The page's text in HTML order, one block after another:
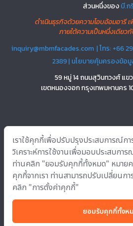
ส่วนหนึ่งของบี.ก
ดำเนินธุรกิจด้วยความโอบอ้อมอารี
ภายใต้ความเป็นหนึ่งเดียว
inquiry@mbmfacades.com | โทร: +66
2389 | นโยบายคุ้มครองข้อ
59 หมู่ 14 ถนนสุวินทวงศ์ แข
เขตหนองจอก กรุงเทพมหานคร
อินโนเวชั่น
เรา
Copyright © 2022 บริษัท เอ็มบีเอ็ม เมทัลเวิร์
ติดตามเราได้ที่
เราใช้คุกกี้เพื่อปรับปรุงประสบการณ์กา
วิเคราะห์การใช้งานเพื่อมอบประสบก
ท่านคลิก "ยอมรับคุกกี้ทั้งหมด" หมายค
คุกกี้จากเรา ท่านสามารถปรับเปลี่ยนก
คลิก "การตั้งค่าคุกกี้"
ยอมรับคุกกี้ทั้งห